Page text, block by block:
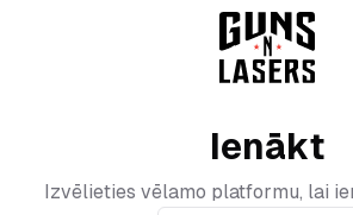
Ienākt
Izvēlieties vēlamo platformu, lai